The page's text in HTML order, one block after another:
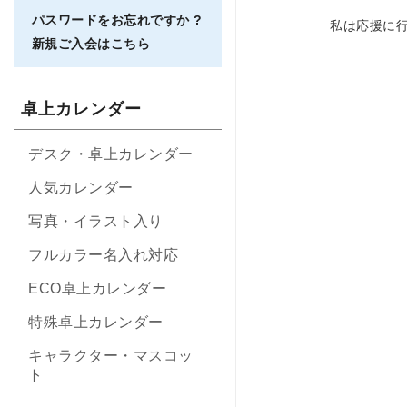
私は応援に
パスワードをお忘れですか ?
新規ご入会はこちら
卓上カレンダー
デスク・卓上カレンダー
人気カレンダー
写真・イラスト入り
フルカラー名入れ対応
ECO卓上カレンダー
特殊卓上カレンダー
キャラクター・マスコッ
ト